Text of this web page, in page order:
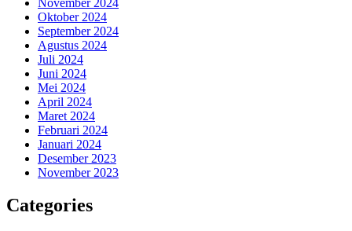
Oktober 2024
September 2024
Agustus 2024
Juli 2024
Juni 2024
Mei 2024
April 2024
Maret 2024
Februari 2024
Januari 2024
Desember 2023
November 2023
Categories